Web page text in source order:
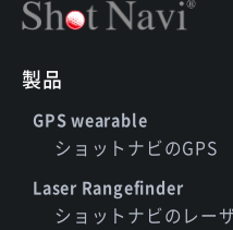
製品
GPS wearable
ショットナビのGPS
Laser Rangefinder
ショットナビのレー